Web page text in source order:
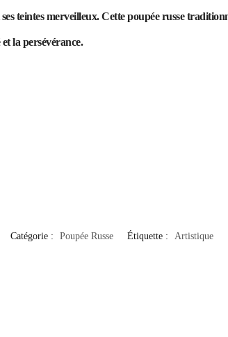
teintes merveilleux. Cette poupée russe
la persévérance.
Catégorie : Poupée Russe Étiquette : Artistique